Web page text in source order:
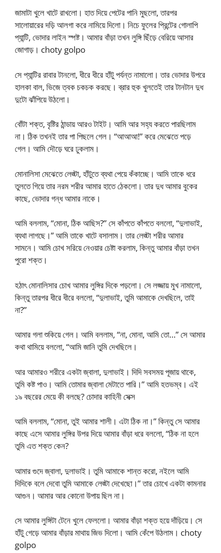
জামাটা খুলে খাটে রাখলো। হাত দিয়ে পেটের পানি মুছলো, তারপর
সালোয়ারের দড়ি আলগা করে নামিয়ে দিলো। নিচে ফুলের প্রিন্টের গোলাপি
প্যান্টি, ভোদার লাইন স্পষ্ট। আমার বাঁড়া তখন লুঙ্গি ছিঁড়ে বেরিয়ে আসার
জোগাড়। choty golpo
সে প্যান্টির রাবার টানলো, ধীরে ধীরে হাঁটু পর্যন্ত নামালো। তার ভোদার উপরে
হালকা বাল, ভিজে ত্বক চকচক করছে। ব্রার হুক খুলতেই তার টানটান দুধ
দুটো ঝাঁপিয়ে উঠলো।
বোঁটা শক্ত, বৃষ্টির ঠান্ডায় আরও টাইট। আমি আর সহ্য করতে পারছিলাম
না। ঠিক তখনই তার পা পিছলে গেল। “আআআ!” করে মেঝেতে পড়ে
গেল। আমি দৌড়ে ঘরে ঢুকলাম।
মোনালিসা মেঝেতে লেঙ্টা, হাঁটুতে ব্যথা পেয়ে কঁকাচ্ছে। আমি তাকে ধরে
তুলতে গিয়ে তার নরম শরীর আমার হাতে ঠেকলো। তার দুধ আমার বুকের
কাছে, ভোদার গন্ধ আমার নাকে।
আমি বললাম, “মোনা, ঠিক আছিস?” সে কাঁপতে কাঁপতে বললো, “দুলাভাই,
ব্যথা লাগছে।” আমি তাকে খাটে বসালাম। তার লেঙ্টা শরীর আমার
সামনে। আমি চোখ সরিয়ে নেওয়ার চেষ্টা করলাম, কিন্তু আমার বাঁড়া তখন
পুরো শক্ত।
হঠাৎ মোনালিসার চোখ আমার লুঙ্গির দিকে পড়লো। সে লজ্জায় মুখ নামালো,
কিন্তু তারপর ধীরে ধীরে বললো, “দুলাভাই, তুমি আমাকে দেখছিলে, তাই
না?”
আমার গলা শুকিয়ে গেল। আমি বললাম, “না, মোনা, আমি তো…” সে আমার
কথা থামিয়ে বললো, “আমি জানি তুমি দেখছিলে।
আর আমারও শরীরে একটা জ্বালা, দুলাভাই। দিদি সবসময় পূজায় থাকে,
তুমি কষ্ট পাও। আমি তোমার জ্বালা মেটাতে পারি।” আমি হতভম্ব। এই
১৯ বছরের মেয়ে কী বলছে? চোদার কাহিনী সেক্স
আমি বললাম, “মোনা, তুই আমার শালী। এটা ঠিক না।” কিন্তু সে আমার
কাছে এসে আমার লুঙ্গির উপর দিয়ে আমার বাঁড়া ধরে বললো, “ঠিক না হলে
তুমি এত শক্ত কেন?
আমার গুদে জ্বালা, দুলাভাই। তুমি আমাকে শান্ত করো, নইলে আমি
দিদিকে বলে দেবো তুমি আমাকে লেঙ্টা দেখেছো।” তার চোখে একটা কামনার
আগুন। আমার আর কোনো উপায় ছিল না।
সে আমার লুঙ্গিটা টেনে খুলে ফেললো। আমার বাঁড়া শক্ত হয়ে দাঁড়িয়ে। সে
হাঁটু গেড়ে আমার বাঁড়ার মাথায় জিভ দিলো। আমি কেঁপে উঠলাম। choty
golpo